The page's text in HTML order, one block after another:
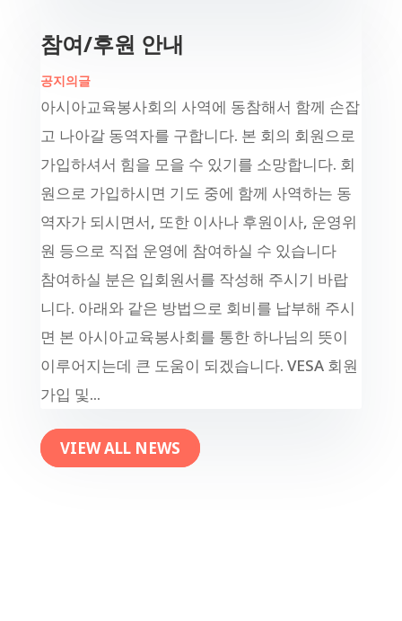
참여/후원 안내
공지의글
아시아교육봉사회의 사역에 동참해서 함께 손잡
고 나아갈 동역자를 구합니다. 본 회의 회원으로
가입하셔서 힘을 모을 수 있기를 소망합니다. 회
원으로 가입하시면 기도 중에 함께 사역하는 동
역자가 되시면서, 또한 이사나 후원이사, 운영위
원 등으로 직접 운영에 참여하실 수 있습니다
참여하실 분은 입회원서를 작성해 주시기 바랍
니다. 아래와 같은 방법으로 회비를 납부해 주시
면 본 아시아교육봉사회를 통한 하나님의 뜻이
이루어지는데 큰 도움이 되겠습니다. VESA 회원
가입 및...
VIEW ALL NEWS